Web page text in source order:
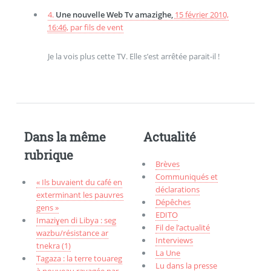
4. Une nouvelle Web Tv amazighe, 15 février 2010,
16:46, parfils de vent
Je la vois plus cette TV. Elle s’est arrêtée parait-il !
Dans la même
rubrique
« Ils buvaient du café en
exterminant les pauvres
gens »
Imaziɣen di Libya : seg
wazbu/résistance ar
tnekra (1)
Tagaza : la terre touareg
Actualité
Brèves
Communiqués et
déclarations
Dépêches
EDITO
Fil de l’actualité
Interviews
La Une
Lu dans la presse